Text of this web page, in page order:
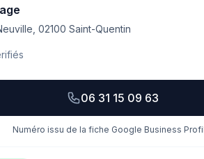
02100 Saint-Quentin
06 31 15 09 63
Numéro issu de la fiche Google Business